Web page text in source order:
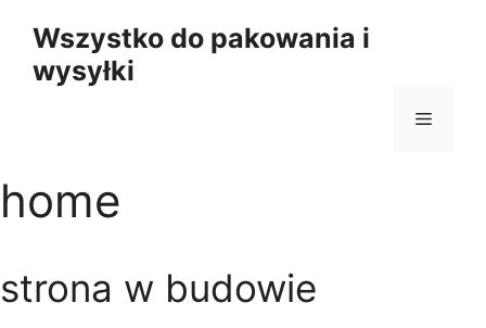
treści
Wszystko do pakowania i
wysyłki
Menu
home
strona w budowie